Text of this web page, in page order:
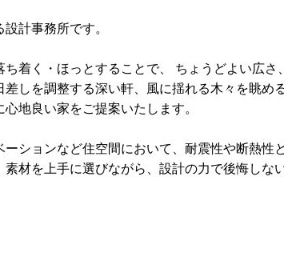
計事務所です。
着く・ほっとすることで、 ちょうどよい広
しを調整する深い軒、風に揺れる木々を眺め
地良い家をご提案いたします。
ションなど住空間において、耐震性や断熱性
材を上手に選びながら、設計の力で後悔しな